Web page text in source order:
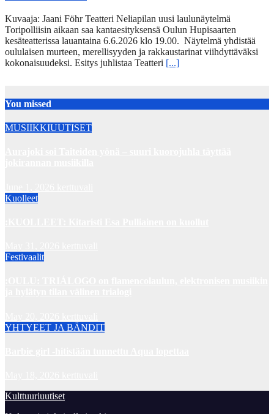
Kuvaaja: Jaani Föhr Teatteri Neliapilan uusi laulunäytelmä
Toripolliisin aikaan saa kantaesityksensä Oulun Hupisaarten
kesäteatterissa lauantaina 6.6.2026 klo 19.00. Näytelmä yhdistää
oululaisen murteen, merellisyyden ja rakkaustarinat viihdyttäväksi
kokonaisuudeksi. Esitys juhlistaa Teatteri [...]
You missed
MUSIIKKIUUTISET
Kuolleet
Festivaalit
YHTYEET JA BÄNDIT
Kulttuuriuutiset